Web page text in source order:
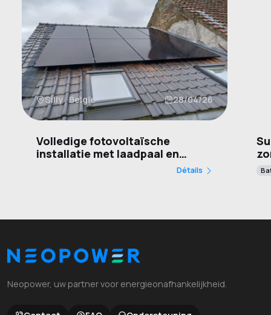
Silly , Belgïe 28/04/26
Volledige fotovoltaïsche
installatie met laadpaal en
Détails
Neopower, uw partner voor energieonafhankelijkheid.